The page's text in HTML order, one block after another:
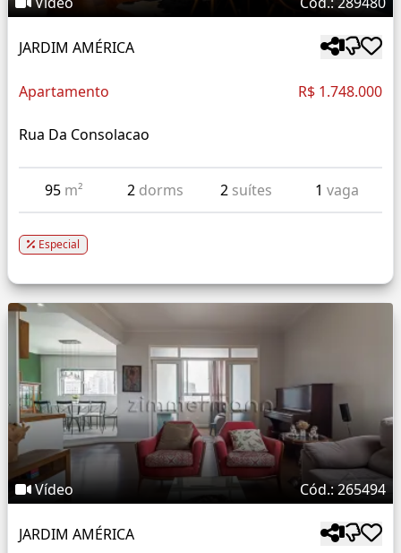
JARDIM AMÉRICA
Apartamento R$ 1.748.000
Rua Da Consolacao
95 m² 2 dorms 2 suítes 1 vaga
Especial
Vídeo Cód.: 265494
JARDIM AMÉRICA